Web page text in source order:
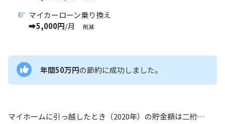
マイカーローン乗り換え
➡5,000円/月削減
年間50万円の節約に成功しました。
マイホームに引っ越したとき（2020年）の貯金額は二桁…